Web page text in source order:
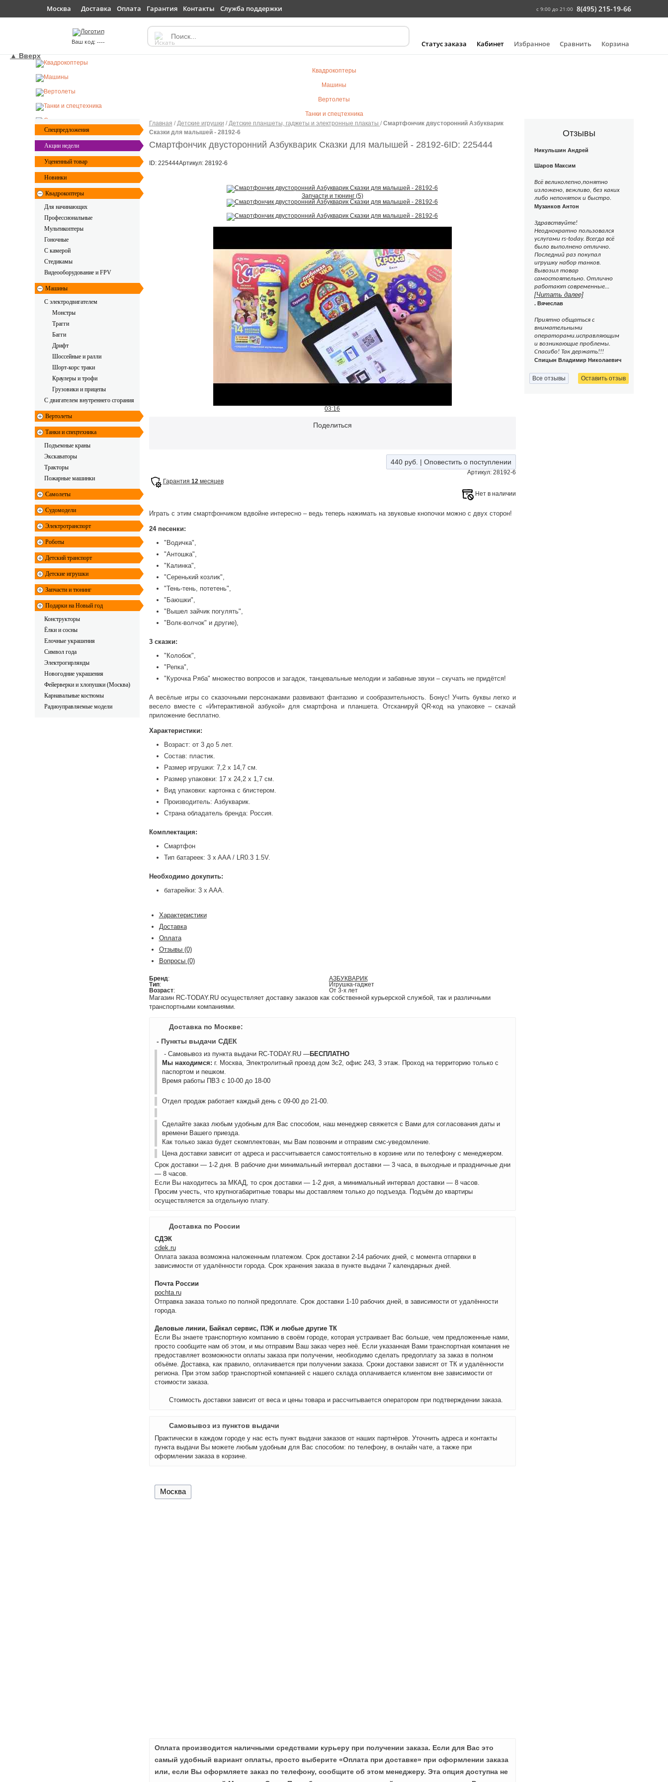
Москва Доставка Оплата Гарантия Контакты Служба поддержки с 9:00 до 21:00 8(495) 215-19-66
---- Статус заказа Кабинет Избранное Сравнить Корзина
Квадрокоптеры
Машины
Вертолеты
Танки и спецтехника
Самолеты
Судомодели
Детский транспорт
Детские игрушки
Конструкторы
Спецпредложения
Акции недели
Уцененный товар
Новинки
Квадрокоптеры
Для начинающих
Профессиональные
Мультикоптеры
Гоночные
C камерой
Стедикамы
Видеооборудование и FPV
Машины
С электродвигателем
Монстры
Трагги
Багги
Дрифт
Шоссейные и ралли
Шорт-корс траки
Краулеры и трофи
Грузовики и прицепы
С двигателем внутреннего сгорания
Вертолеты
Танки и спецтехника
Подъемные краны
Экскаваторы
Тракторы
Пожарные машинки
Самолеты
Судомодели
Электротранспорт
Роботы
Детский транспорт
Детские игрушки
Запчасти и тюнинг
Подарки на Новый год
Конструкторы
Ёлки и сосны
Елочные украшения
Символ года
Электрогирлянды
Новогодние украшения
Фейерверки и хлопушки (Москва)
Карнавальные костюмы
Радиоуправляемые модели
Главная / Детские игрушки / Детские планшеты, гаджеты и электронные плакаты / Смартфончик двусторонний Азбукварик
Сказки для малышей - 28192-6
Смартфончик двусторонний Азбукварик Сказки для малышей - 28192-6ID: 225444
ID: 225444Артикул: 28192-6
Запчасти и тюнинг (5)
03:16
Поделиться
440 руб. | Оповестить о поступлении
Артикул: 28192-6
Гарантия 12 месяцев
Нет в наличии
Играть с этим смартфончиком вдвойне интересно – ведь теперь нажимать на звуковые кнопочки можно с двух сторон!
24 песенки:
"Водичка",
"Антошка",
"Калинка",
"Серенький козлик",
"Тень-тень, потетень",
"Баюшки",
"Вышел зайчик погулять",
"Волк-волчок" и другие),
3 сказки:
"Колобок",
"Репка",
"Курочка Ряба" множество вопросов и загадок, танцевальные мелодии и забавные звуки – скучать не придётся!
А весёлые игры со сказочными персонажами развивают фантазию и сообразительность. Бонус! Учить буквы легко и
весело вместе с «Интерактивной азбукой» для смартфона и планшета. Отсканируй QR-код на упаковке – скачай
приложение бесплатно.
Характеристики:
Возраст: от 3 до 5 лет.
Состав: пластик.
Размер игрушки: 7,2 х 14,7 см.
Размер упаковки: 17 х 24,2 х 1,7 см.
Вид упаковки: картонка с блистером.
Производитель: Азбукварик.
Страна обладатель бренда: Россия.
Комплектация:
Смартфон
Тип батареек: 3 x AAA / LR0.3 1.5V.
Необходимо докупить:
батарейки: 3 x AAA.
Характеристики
Доставка
Оплата
Отзывы(0)
Вопросы(0)
Бренд:
АЗБУКВАРИК
Тип:
Игрушка-гаджет
Возраст: От 3-х лет
Магазин RC-TODAY.RU осуществляет доставку заказов как собственной курьерской службой, так и различными
транспортными компаниями.
Доставка по Москве:
- Пункты выдачи СДЕК
- Самовывоз из пункта выдачи RC-TODAY.RU —БЕСПЛАТНО
Мы находимся: г. Москва, Электролитный проезд дом 3с2, офис 243, 3 этаж. Проход на территорию только с
паспортом и пешком.
Время работы ПВЗ с 10-00 до 18-00
Отдел продаж работает каждый день с 09-00 до 21-00.
Сделайте заказ любым удобным для Вас способом, наш менеджер свяжется с Вами для согласования даты и
времени Вашего приезда.
Как только заказ будет скомплектован, мы Вам позвоним и отправим смс-уведомление.
Цена доставки зависит от адреса и рассчитывается самостоятельно в корзине или по телефону с менеджером.
Срок доставки — 1-2 дня. В рабочие дни минимальный интервал доставки — 3 часа, в выходные и праздничные дни
— 8 часов.
Если Вы находитесь за МКАД, то срок доставки — 1-2 дня, а минимальный интервал доставки — 8 часов.
Просим учесть, что крупногабаритные товары мы доставляем только до подъезда. Подъём до квартиры
осуществляется за отдельную плату.
Доставка по России
СДЭК
cdek.ru
Оплата заказа возможна наложенным платежом. Срок доставки 2-14 рабочих дней, с момента отпарвки в
зависимости от удалённости города. Срок хранения заказа в пункте выдачи 7 календарных дней.
Почта России
pochta.ru
Отправка заказа только по полной предоплате. Срок доставки 1-10 рабочих дней, в зависимости от удалённости
города.
Деловые линии, Байкал сервис, ПЭК и любые другие ТК
Если Вы знаете транспортную компанию в своём городе, которая устраивает Вас больше, чем предложенные нами,
просто сообщите нам об этом, и мы отправим Ваш заказ через неё. Если указанная Вами транспортная компания не
предоставляет возможности оплаты заказа при получении, необходимо сделать предоплату за заказ в полном
объёме. Доставка, как правило, оплачивается при получении заказа. Сроки доставки зависят от ТК и удалённости
региона. При этом забор транспортной компанией с нашего склада оплачивается клиентом вне зависимости от
стоимости заказа.
Стоимость доставки зависит от веса и цены товара и рассчитывается оператором при подтверждении заказа.
Самовывоз из пунктов выдачи
Практически в каждом городе у нас есть пункт выдачи заказов от наших партнёров. Уточнить адреса и контакты
пункта выдачи Вы можете любым удобным для Вас способом: по телефону, в онлайн чате, а также при
оформлении заказа в корзине.
Москва
Оплата производится наличными средствами курьеру при получении заказа. Если для Вас это
самый удобный вариант оплаты, просто выберите «Оплата при доставке» при оформлении заказа
или, если Вы оформляете заказ по телефону, сообщите об этом менеджеру. Эта опция доступна не
Отзывы
Никульшин Андрей
Шаров Максим
Всё великолепно,понятно
изложено, вежливо, без каких
либо непоняток и быстро.
Музанков Антон
Здравствуйте!
Неоднократно пользовался
услугами rs-today. Всегда всё
было выполнено отлично.
Последний раз покупал
игрушку набор танков.
Вывозил товар
самостоятельно. Отлично
работают современные...
[Читать далее]
. Вячеслав
Приятно общаться с
внимательными
операторами.исправляющим
и возникающие проблемы.
Спасибо! Так держать!!!
Спицын Владимир Николаевич
Все отзывы Оставить отзыв
▲ Вверх